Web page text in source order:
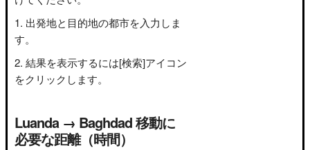
出発地と目的地の都市を入力しま
す。
結果を表示するには[検索]アイコン
をクリックします。
Luanda → Baghdad 移動に
必要な距離（時間）